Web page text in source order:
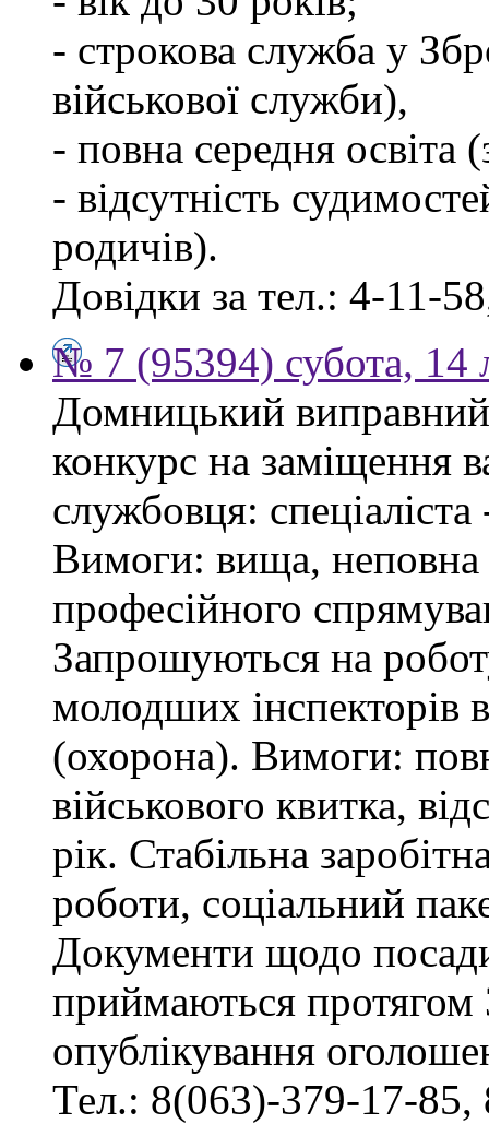
- строкова служба у
військової служби),
- повна середня
- відсутність
родичів).
Довідки за тел.: 4-11-
№ 7 (95394) субота, 14
Домницький
конкурс на заміщення
службовця: спеціаліста
Вимоги: вища, неповна
професійного
Запрошуються на
молодших інспекторів
(охорона). Вимоги:
військового квитка,
рік. Стабільна
роботи, соціальний
Документи щодо посади
приймаються протягом
опублікування
Тел.: 8(063)-379-17-